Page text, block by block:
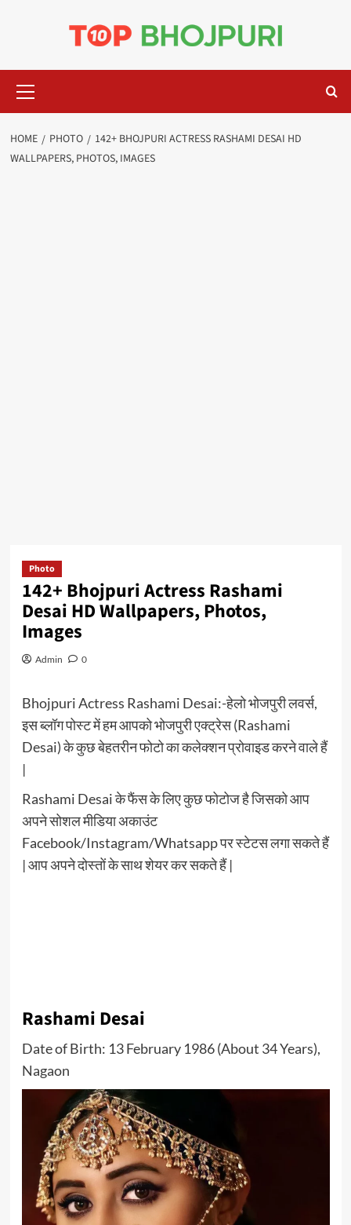
Menu
HOME PHOTO
142+ BHOJPURI ACTRESS RASHAMI DESAI HD
WALLPAPERS, PHOTOS, IMAGES
Photo
142+ Bhojpuri Actress Rashami
Desai HD Wallpapers, Photos,
Images
Admin 0
Bhojpuri Actress Rashami Desai:-हेलो भोजपुरी लवर्स,
इस ब्लॉग पोस्ट में हम आपको भोजपुरी एक्ट्रेस (Rashami
Desai) के कुछ बेहतरीन फोटो का कलेक्शन प्रोवाइड करने वाले हैं
|
Rashami Desai के फैंस के लिए कुछ फोटोज है जिसको आप
अपने सोशल मीडिया अकाउंट
Facebook/Instagram/Whatsapp पर स्टेटस लगा सकते हैं
| आप अपने दोस्तों के साथ शेयर कर सकते हैं |
Rashami Desai
Date of Birth: 13 February 1986 (About 34 Years),
Nagaon